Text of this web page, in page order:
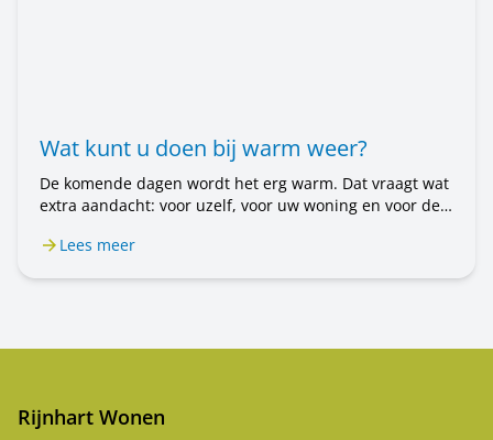
Wat kunt u doen bij warm weer?
De komende dagen wordt het erg warm. Dat vraagt wat
extra aandacht: voor uzelf, voor uw woning en voor de
doen.Lees meer
Rijnhart Wonen